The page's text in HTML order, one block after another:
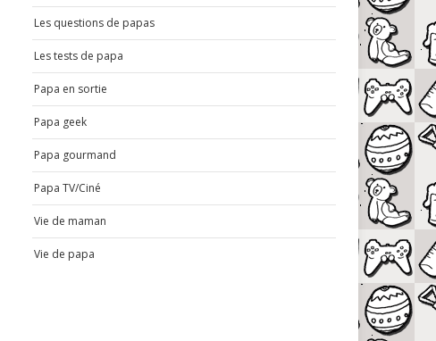
Les questions de papas
Les tests de papa
Papa en sortie
Papa geek
Papa gourmand
Papa TV/Ciné
Vie de maman
Vie de papa